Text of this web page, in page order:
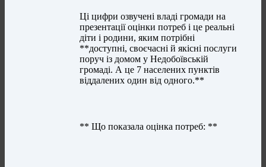
Ці цифри озвучені владі громади на
презентації оцінки потреб і це реальні
діти і родини, яким потрібні
**доступні, своєчасні й якісні послуги
поруч із домом у Недобоївській
громаді. А це 7 населених пунктів
віддалених один від одного.**
** Що показала оцінка потреб: **